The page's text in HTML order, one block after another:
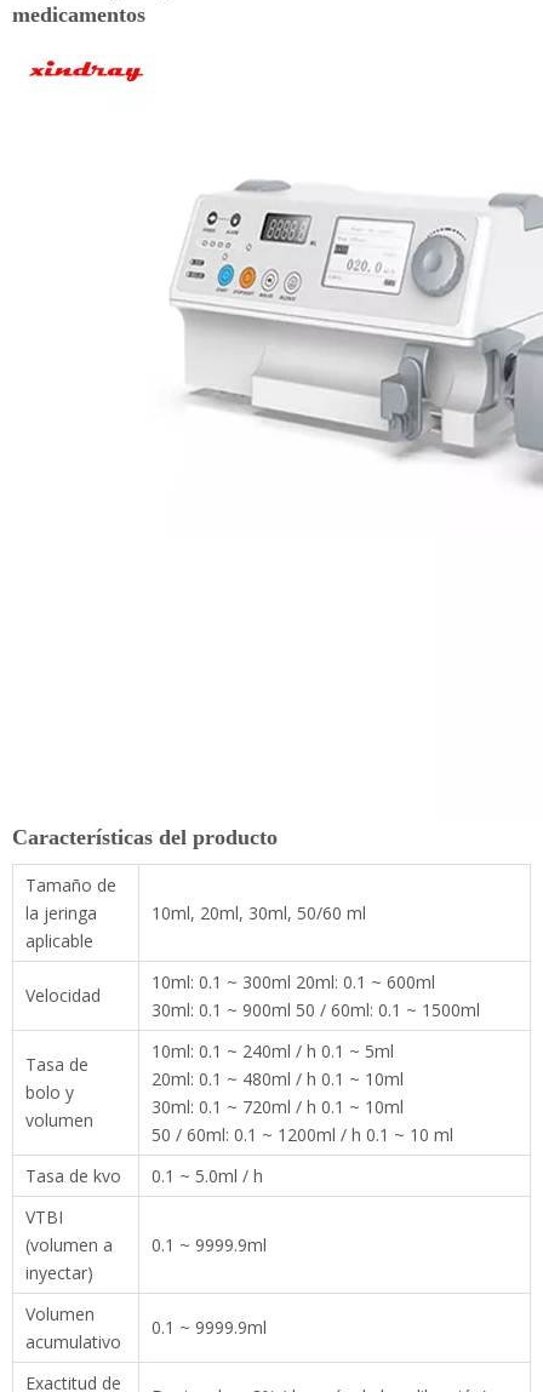
medicamentos
Características del producto
Tamaño de
la jeringa
aplicable
10ml, 20ml, 30ml, 50/60 ml
Velocidad
10ml: 0.1 ~ 300ml 20ml: 0.1 ~ 600ml
30ml: 0.1 ~ 900ml 50 / 60ml: 0.1 ~ 1500ml
Tasa de
bolo y
volumen
10ml: 0.1 ~ 240ml / h 0.1 ~ 5ml
20ml: 0.1 ~ 480ml / h 0.1 ~ 10ml
30ml: 0.1 ~ 720ml / h 0.1 ~ 10ml
50 / 60ml: 0.1 ~ 1200ml / h 0.1 ~ 10 ml
Tasa de kvo
0.1 ~ 5.0ml / h
VTBI
(volumen a
inyectar)
0.1 ~ 9999.9ml
Volumen
acumulativo
0.1 ~ 9999.9ml
Exactitud de